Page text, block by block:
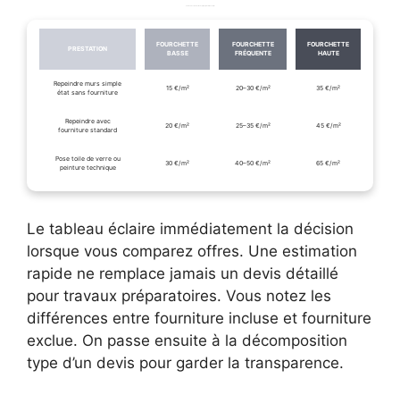
PRESTATION
FOURCHETTE
BASSE
FOURCHETTE
FRÉQUENTE
FOURCHETTE
HAUTE
Repeindre murs simple
état sans fourniture
15 €/m² 20–30 €/m² 35 €/m²
Repeindre avec
fourniture standard
20 €/m² 25–35 €/m² 45 €/m²
Pose toile de verre ou
peinture technique
30 €/m² 40–50 €/m² 65 €/m²
Le tableau éclaire immédiatement la décision
lorsque vous comparez offres. Une estimation
rapide ne remplace jamais un devis détaillé
pour travaux préparatoires. Vous notez les
différences entre fourniture incluse et fourniture
exclue. On passe ensuite à la décomposition
type d’un devis pour garder la transparence.